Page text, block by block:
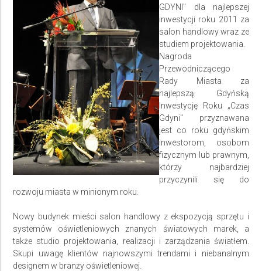
GDYNI" dla najlepszej
inwestycji roku 2011 za
salon handlowy wraz ze
studiem projektowania.
Nagroda
Przewodniczącego
Rady Miasta za
najlepszą Gdyńską
Inwestycję Roku „Czas
Gdyni" przyznawana
jest co roku gdyńskim
inwestorom, osobom
fizycznym lub prawnym,
którzy najbardziej
przyczynili się do
rozwoju miasta w minionym roku.
Nowy budynek mieści salon handlowy z ekspozycją sprzętu i
systemów oświetleniowych znanych światowych marek, a
także studio projektowania, realizacji i zarządzania światłem.
Skupi uwagę klientów najnowszymi trendami i niebanalnym
designem w branży oświetleniowej.